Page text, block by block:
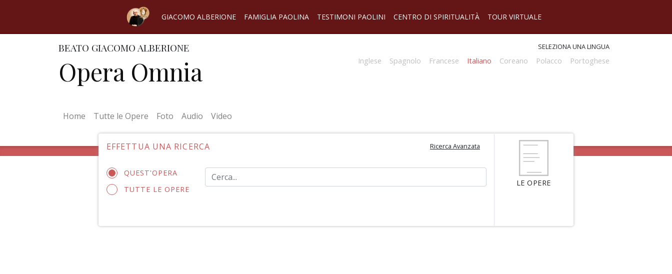
GIACOMO ALBERIONE FAMIGLIA PAOLINA TESTIMONI PAOLINI CENTRO DI SPIRITUALITÀ TOUR VIRTUALE
BEATO GIACOMO ALBERIONE
Opera Omnia
SELEZIONA UNA LINGUA
Inglese Spagnolo Francese Italiano Coreano Polacco Portoghese
Home (current)
Tutte le Opere Foto Audio Video
EFFETTUA UNA RICERCA Ricerca Avanzata
QUEST'OPERA
TUTTE LE OPERE
LE OPERE